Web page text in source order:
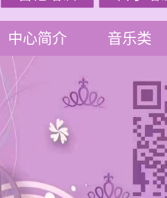
中心简介 音乐类